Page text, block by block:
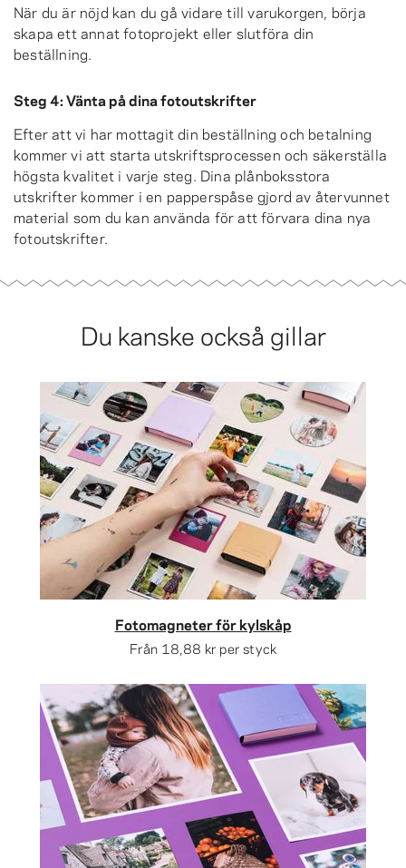
När du är nöjd kan du gå vidare till varukorgen, börja
skapa ett annat fotoprojekt eller slutföra din
beställning.
Steg 4: Vänta på dina fotoutskrifter
Efter att vi har mottagit din beställning och betalning
kommer vi att starta utskriftsprocessen och säkerställa
högsta kvalitet i varje steg. Dina plånboksstora
utskrifter kommer i en papperspåse gjord av återvunnet
material som du kan använda för att förvara dina nya
fotoutskrifter.
Du kanske också gillar
Fotomagneter för kylskåp
Från 18,88 kr per styck